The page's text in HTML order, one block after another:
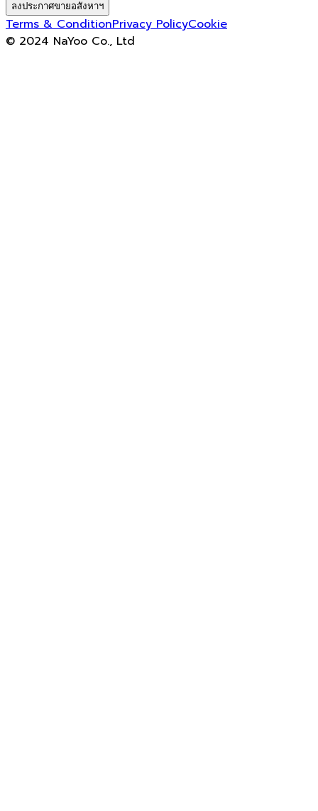
ลงประกาศขายอสังหาฯ
Terms & ConditionPrivacy PolicyCookie
© 2024 NaYoo Co., Ltd